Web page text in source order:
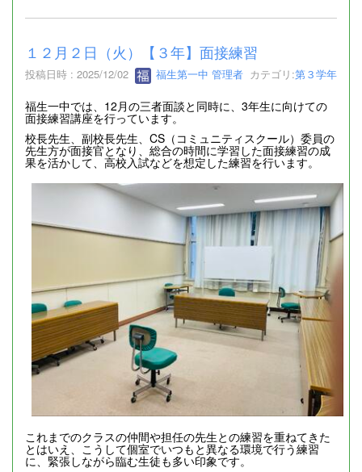
１２月２日（火）【３年】面接練習
投稿日時 : 2025/12/02 福生第一中 管理者 カテゴリ:第３学年
福生一中では、12月の三者面談と同時に、3年生に向けての
面接練習講座を行っています。
校長先生、副校長先生、CS（コミュニティスクール）委員の
先生方が面接官となり、総合の時間に学習した面接練習の成
果を活かして、高校入試などを想定した練習を行います。
これまでのクラスの仲間や担任の先生との練習を重ねてきた
とはいえ、こうして個室でいつもと異なる環境で行う練習
に、緊張しながら臨む生徒も多い印象です。